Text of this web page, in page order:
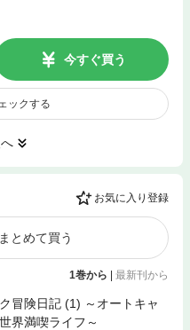
今すぐ買う
ックする
お気に入り登録
とめて買う
1巻から | 最新刊から
冒険日記 (1) ～オートキャ
界満喫ライフ～